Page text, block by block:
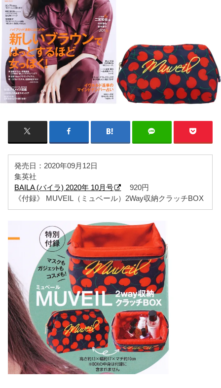
発売日：2020年09月12日
集英社
BAILA (バイラ) 2020年 10月号
920円
《付録》 MUVEIL（ミュベール）2Way収納クラッチBOX